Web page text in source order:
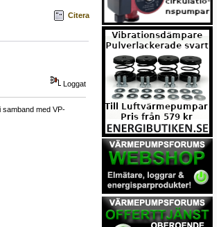
Citera
Loggat
samband med VP-